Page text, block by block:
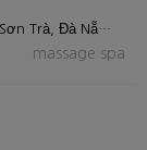
246 D. Đình Nghệ, An Hải Bắc, Sơn Trà, Đà Nẵng
massage spa